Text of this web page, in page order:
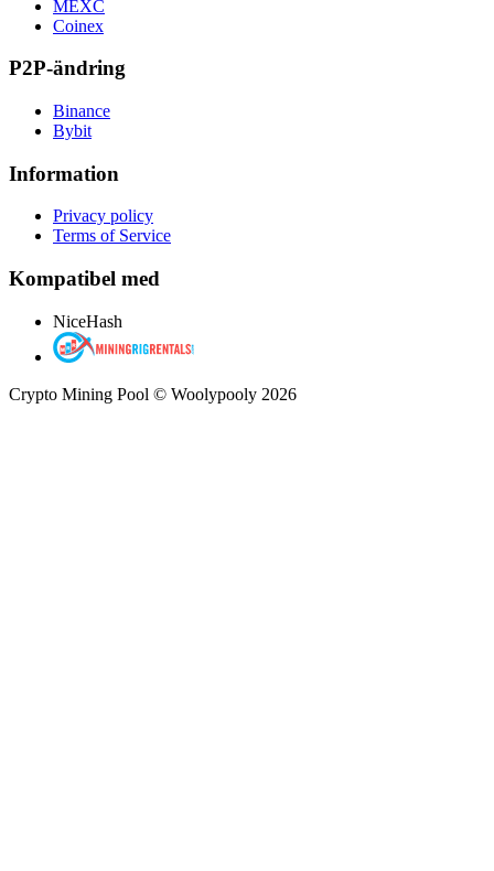
MEXC
Coinex
P2P-ändring
Binance
Bybit
Information
Privacy policy
Terms of Service
Kompatibel med
NiceHash
Crypto Mining Pool © Woolypooly 2026